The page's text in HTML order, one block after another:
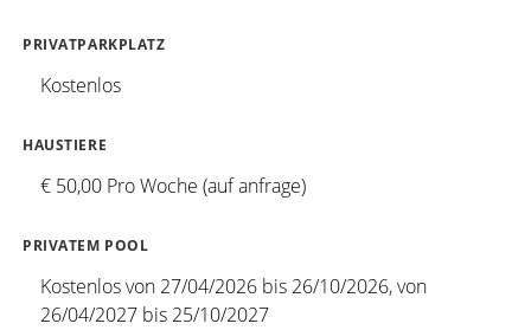
PRIVATPARKPLATZ
Kostenlos
HAUSTIERE
€ 50,00 Pro Woche (auf anfrage)
PRIVATEM POOL
Kostenlos von 27/04/2026 bis 26/10/2026, von
26/04/2027 bis 25/10/2027